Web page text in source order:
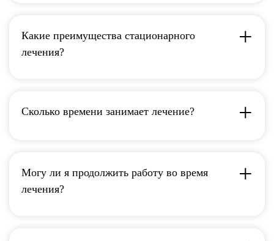
Какие преимущества стационарного
лечения?
Сколько времени занимает лечение?
Могу ли я продолжить работу во время
лечения?